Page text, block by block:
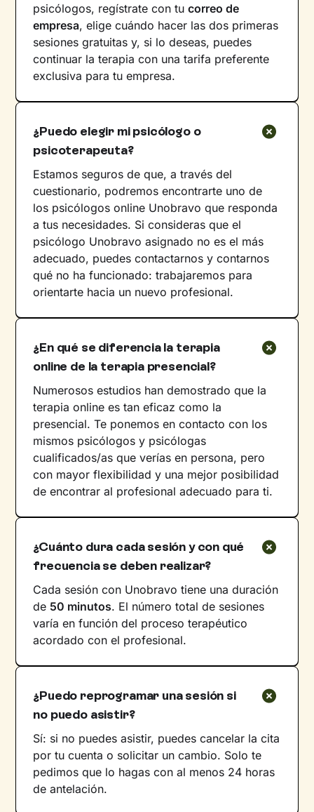
psicólogos, regístrate con tucorreo de
empresa, elige cuándo hacer las dos primeras
sesiones gratuitas y, si lo deseas, puedes
continuar la terapia con una tarifa preferente
exclusiva para tu empresa.
¿Puedo elegir mi psicólogo o
psicoterapeuta?
Estamos seguros de que, a través del
cuestionario, podremos encontrarte uno de
los psicólogos online Unobravo que responda
a tus necesidades. Si consideras que el
psicólogo Unobravo asignado no es el más
adecuado, puedes contactarnos y contarnos
qué no ha funcionado: trabajaremos para
orientarte hacia un nuevo profesional.
¿En qué se diferencia la terapia
online de la terapia presencial?
Numerosos estudios han demostrado que la
terapia online es tan eficaz como la
presencial. Te ponemos en contacto con los
mismos psicólogos y psicólogas
cualificados/as que verías en persona, pero
con mayor flexibilidad y una mejor posibilidad
de encontrar al profesional adecuado para ti.
¿Cuánto dura cada sesión y con qué
frecuencia se deben realizar?
Cada sesión con Unobravo tiene una duración
de 50 minutos. El número total de sesiones
varía en función del proceso terapéutico
acordado con el profesional.
¿Puedo reprogramar una sesión si
no puedo asistir?
Sí: si no puedes asistir, puedes cancelar la cita
por tu cuenta o solicitar un cambio. Solo te
pedimos que lo hagas con al menos 24 horas
de antelación.